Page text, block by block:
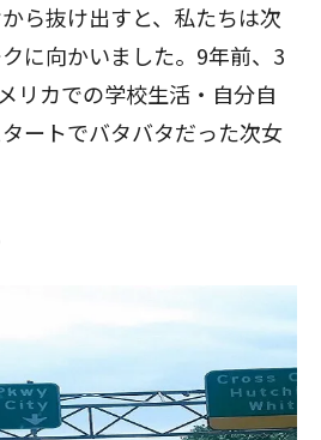
ら抜け出すと、私たちは次
に向かいました。9年前、3
リカでの学校生活・自分自
ートでバタバタだった次女